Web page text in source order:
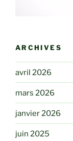
ARCHIVES
avril 2026
mars 2026
janvier 2026
juin 2025